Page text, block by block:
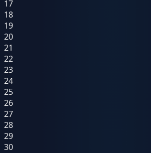
17
18
19
20
21
22
23
24
25
26
27
28
29
30